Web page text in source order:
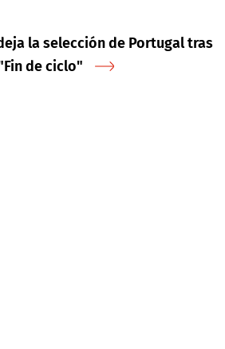
la selección de Portugal tras
de ciclo"